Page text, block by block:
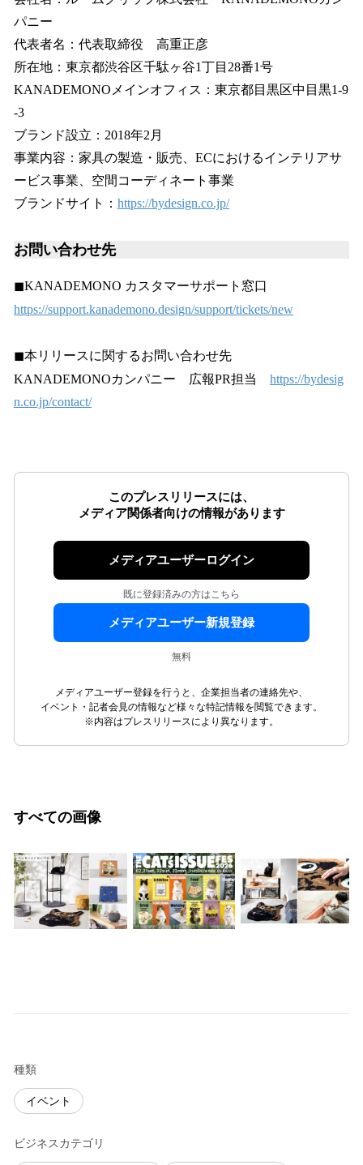
パニー
代表者名：代表取締役 高重正彦
所在地：東京都渋谷区千駄ヶ谷1丁目28番1号
KANADEMONOメインオフィス：東京都目黒区中目黒1-9
-3
ブランド設立：2018年2月
事業内容：家具の製造・販売、ECにおけるインテリアサ
ービス事業、空間コーディネート事業
ブランドサイト： https://bydesign.co.jp/
お問い合わせ先
◼︎KANADEMONO カスタマーサポート窓口
https://support.kanademono.design/support/tickets/new
◼︎本リリースに関するお問い合わせ先
KANADEMONOカンパニー 広報PR担当 https://bydesig
n.co.jp/contact/
このプレスリリースには、
メディア関係者向けの情報があります
メディアユーザーログイン
既に登録済みの方はこちら
メディアユーザー新規登録
無料
メディアユーザー登録を行うと、企業担当者の連絡先や、
イベント・記者会見の情報など様々な特記情報を閲覧できます。
※内容はプレスリリースにより異なります。
すべての画像
種類
イベント
ビジネスカテゴリ